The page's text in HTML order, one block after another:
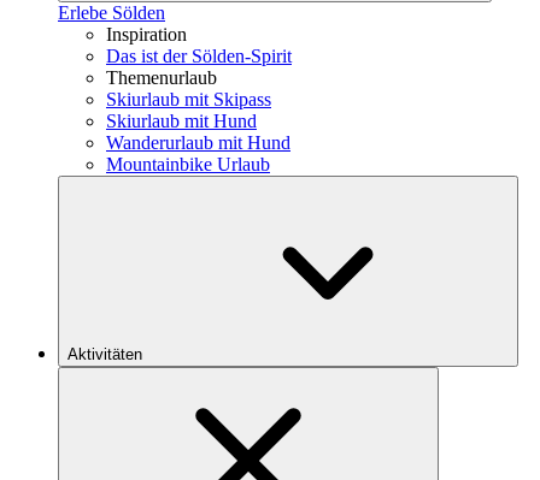
Erlebe Sölden
Inspiration
Das ist der Sölden-Spirit
Themenurlaub
Skiurlaub mit Skipass
Skiurlaub mit Hund
Wanderurlaub mit Hund
Mountainbike Urlaub
Aktivitäten